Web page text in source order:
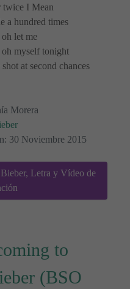
twice I Mean
a hundred times
let me
oh myself tonight
at second chances
Morera
30 Noviembre 2015
Letra y Vídeo de
to
(BSO